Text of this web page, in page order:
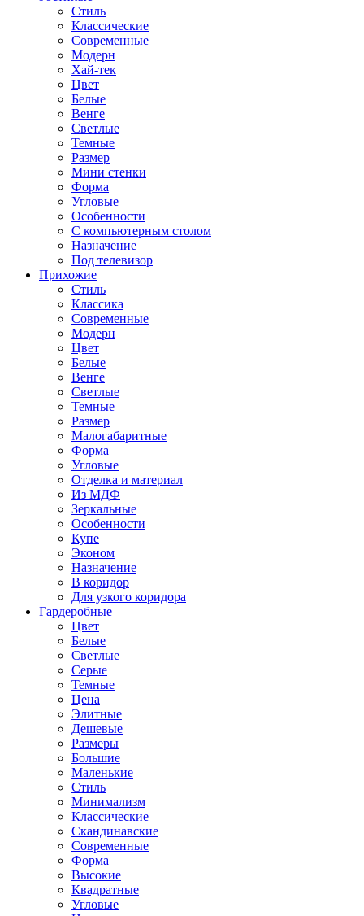
Стиль
Классические
Современные
Модерн
Хай-тек
Цвет
Белые
Венге
Светлые
Темные
Размер
Мини стенки
Форма
Угловые
Особенности
С компьютерным столом
Назначение
Под телевизор
Прихожие
Стиль
Классика
Современные
Модерн
Цвет
Белые
Венге
Светлые
Темные
Размер
Малогабаритные
Форма
Угловые
Отделка и материал
Из МДФ
Зеркальные
Особенности
Купе
Эконом
Назначение
В коридор
Для узкого коридора
Гардеробные
Цвет
Белые
Светлые
Серые
Темные
Цена
Элитные
Дешевые
Размеры
Большие
Маленькие
Стиль
Минимализм
Классические
Скандинавские
Современные
Форма
Высокие
Квадратные
Угловые